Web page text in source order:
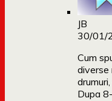
JB
30/01/
Cum
diverse
Dupa